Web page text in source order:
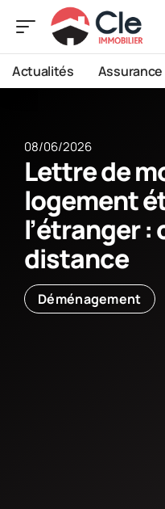
Actualités Assurance
08/06/2026
Lettre de
logement
l’étranger :
distance
Déménagement